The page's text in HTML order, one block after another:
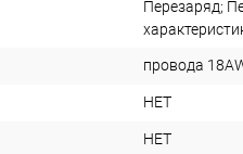
Перезаряд;
провода
НЕТ
НЕТ